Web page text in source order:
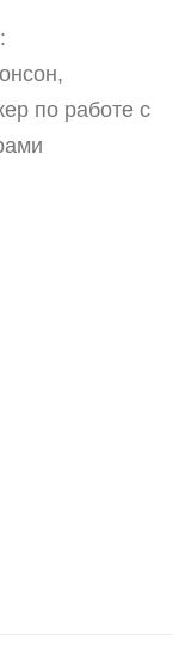
по работе с